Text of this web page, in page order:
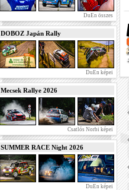
DuEn összes
DOBOZ Japán Rally
DuEn képei
Mecsek Rallye 2026
Csatlós Norbi képei
SUMMER RACE Night 2026
DuEn képei